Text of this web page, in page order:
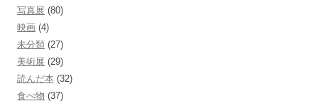
写真展 (80)
映画 (4)
未分類 (27)
美術展 (29)
読んだ本 (32)
食べ物 (37)